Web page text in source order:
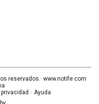
reservados.· www.notife.com
privacidad · Ayuda